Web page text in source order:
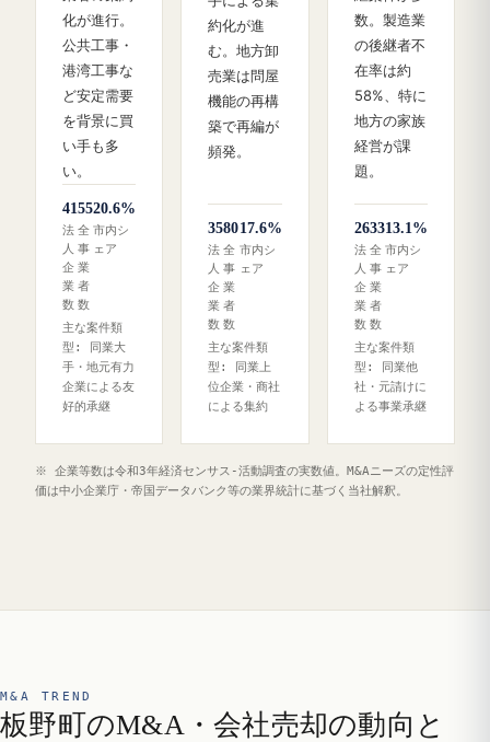
化が進行。
公共工事・
港湾工事な
ど安定需要
を背景に買
い手も多
い。
41
法
人
企
業
数
55
全
事
業
者
数
20.6%
市内シ
ェア
主な案件類
型: 同業大
手・地元有力
企業による友
好的承継
約化が進
む。地方卸
売業は問屋
機能の再構
築で再編が
頻発。
35
法
人
企
業
数
80
全
事
業
者
数
17.6%
市内シ
ェア
主な案件類
型: 同業上
位企業・商社
による集約
数。製造業
の後継者不
在率は約
58%、特に
地方の家族
経営が課
題。
26
法
人
企
業
数
33
全
事
業
者
数
13.1%
市内シ
ェア
主な案件類
型: 同業他
社・元請けに
よる事業承継
※ 企業等数は令和3年経済センサス‐活動調査の実数値。M&Aニーズの定性評
価は中小企業庁・帝国データバンク等の業界統計に基づく当社解釈。
M&A TREND
板野町のM&A・会社売却の動向と